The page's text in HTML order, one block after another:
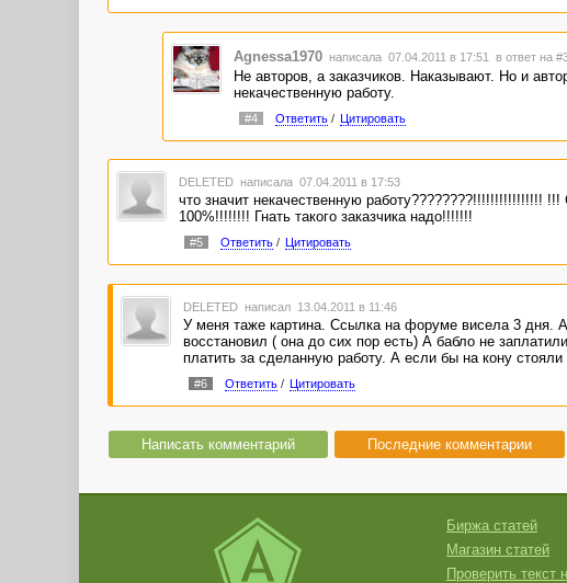
Agnessa1970 написала 07.04.2011 в 17:51 в ответ на
Не авторов, а заказчиков. Наказывают. Но и
некачественную работу.
#4 Ответить/ Цитировать
DELETED написала 07.04.2011 в 17:53
что значит некачественную работу????????!!!!!!!!!!!!!!!!
100%!!!!!!!! Гнать такого заказчика надо!!!!!!!
#5 Ответить/ Цитировать
DELETED написал 13.04.2011 в 11:46
У меня таже картина. Ссылка на форуме висела 3 дня.
восстановил ( она до сих пор есть) А бабло не
платить за сделанную работу. А если бы на кону стояли
#6 Ответить/ Цитировать
Написать комментарий Последние комментарии
Биржа статей
Магазин статей
Проверить текст